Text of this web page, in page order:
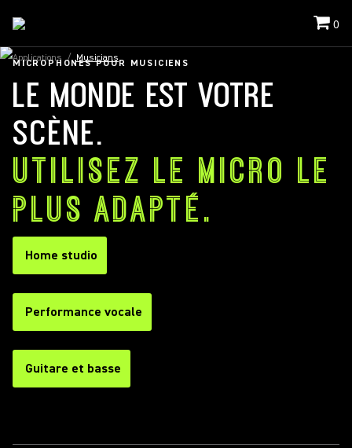
0
Applications / Musicians
MICROPHONES POUR MUSICIENS
LE MONDE EST VOTRE
SCÈNE.
UTILISEZ LE MICRO LE
PLUS ADAPTÉ.
Home studio
Performance vocale
Guitare et basse